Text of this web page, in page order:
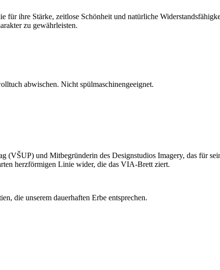
für ihre Stärke, zeitlose Schönheit und natürliche
zu gewährleisten.
abwischen. Nicht spülmaschinengeeignet.
und Mitbegründerin des Designstudios Imagery, das für
herzförmigen Linie wider, die das VIA-Brett ziert.
die unserem dauerhaften Erbe entsprechen.